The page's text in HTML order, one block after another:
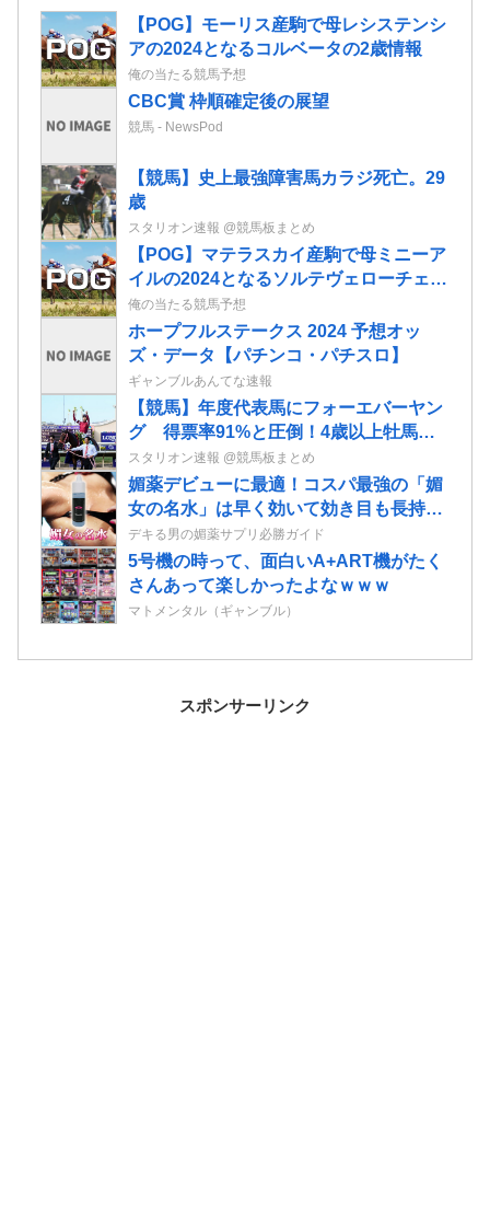
【POG】モーリス産駒で母レシステンシ
アの2024となるコルベータの2歳情報
俺の当たる競馬予想
CBC賞 枠順確定後の展望
競馬 - NewsPod
【競馬】史上最強障害馬カラジ死亡。29
歳
スタリオン速報 @競馬板まとめ
【POG】マテラスカイ産駒で母ミニーア
イルの2024となるソルテヴェローチェの
2歳情報
俺の当たる競馬予想
ホープフルステークス 2024 予想オッ
ズ・データ【パチンコ・パチスロ】
ギャンブルあんてな速報
【競馬】年度代表馬にフォーエバーヤン
グ 得票率91%と圧倒！4歳以上牡馬、
ダートと合わせて三冠
スタリオン速報 @競馬板まとめ
媚薬デビューに最適！コスパ最強の「媚
女の名水」は早く効いて効き目も長持ち
なラブリキッドだ！
デキる男の媚薬サプリ必勝ガイド
5号機の時って、面白いA+ART機がたく
さんあって楽しかったよなｗｗｗ
マトメンタル（ギャンブル）
スポンサーリンク